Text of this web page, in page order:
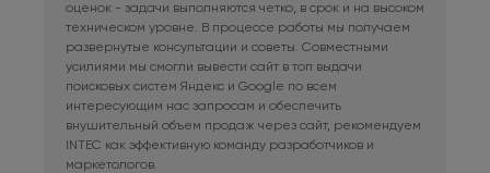
оценок - задачи выполняются четко, в срок и на высоком
техническом уровне. В процессе работы мы получаем
развернутые консультации и советы. Совместными
усилиями мы смогли вывести сайт в топ выдачи
поисковых систем Яндекс и Google по всем
интересующим нас запросам и обеспечить
внушительный объем продаж через сайт, рекомендуем
INTEC как эффективную команду разработчиков и
маркетологов.